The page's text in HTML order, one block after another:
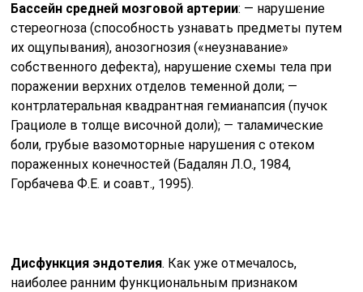
Бассейн средней мозговой артерии: — нарушение
стереогноза (способность узнавать предметы путем
их ощупывания), анозогнозия («неузнавание»
собственного дефекта), нарушение схемы тела при
поражении верхних отделов теменной доли; —
контрлатеральная квадрантная гемианапсия (пучок
Грациоле в толще височной доли); — таламические
боли, грубые вазомоторные нарушения с отеком
пораженных конечностей (Бадалян Л.О., 1984,
Горбачева Ф.Е. и соавт., 1995).
Дисфункция эндотелия. Как уже отмечалось,
наиболее ранним функциональным признаком